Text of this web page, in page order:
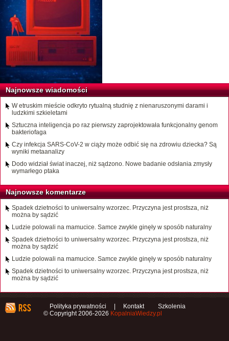
Najnowsze wiadomości
W etruskim mieście odkryto rytualną studnię z nienaruszonymi darami i
ludzkimi szkieletami
Sztuczna inteligencja po raz pierwszy zaprojektowała funkcjonalny genom
bakteriofaga
Czy infekcja SARS-CoV-2 w ciąży może odbić się na zdrowiu dziecka? Są
wyniki metaanalizy
Dodo widział świat inaczej, niż sądzono. Nowe badanie odsłania zmysły
wymarłego ptaka
Najnowsze komentarze
Spadek dzietności to uniwersalny wzorzec. Przyczyna jest prostsza, niż
można by sądzić
Ludzie polowali na mamucice. Samce zwykle ginęły w sposób naturalny
Spadek dzietności to uniwersalny wzorzec. Przyczyna jest prostsza, niż
można by sądzić
Ludzie polowali na mamucice. Samce zwykle ginęły w sposób naturalny
Spadek dzietności to uniwersalny wzorzec. Przyczyna jest prostsza, niż
można by sądzić
Polityka prywatności | Kontakt
Szkolenia
© Copyright 2006-2026 KopalniaWiedzy.pl